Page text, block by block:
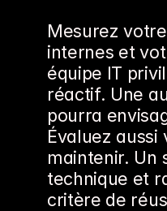
Mesurez
internes et
équipe IT
réactif. Une
pourra
Évaluez
maintenir. Un
technique et
critère de